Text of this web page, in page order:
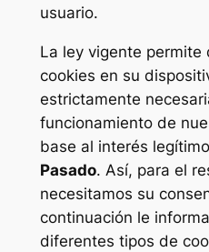
usuario.
La ley vigente permite
cookies en su
estrictamente
funcionamiento de
base al interés
Pasado. Así, para el
necesitamos su
continuación le
diferentes tipos de